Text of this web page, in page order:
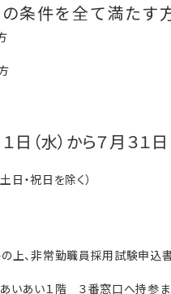
条件を全て満たす方
水）から７月３１日
日・祝日を除く）
非常勤職員採用試験申込書
あい１階 ３番窓口へ持参